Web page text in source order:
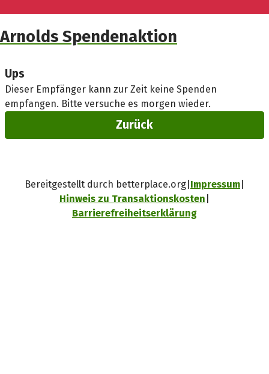
Arnolds Spendenaktion
Ups
Dieser Empfänger kann zur Zeit keine Spenden
empfangen. Bitte versuche es morgen wieder.
Zurück
Bereitgestellt durch betterplace.org Impressum
Hinweis zu Transaktionskosten
Barrierefreiheitserklärung